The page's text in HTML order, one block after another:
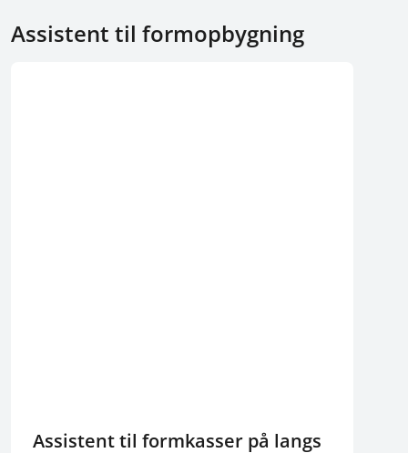
Assistent til formopbygning
Assistent til formkasser på langs